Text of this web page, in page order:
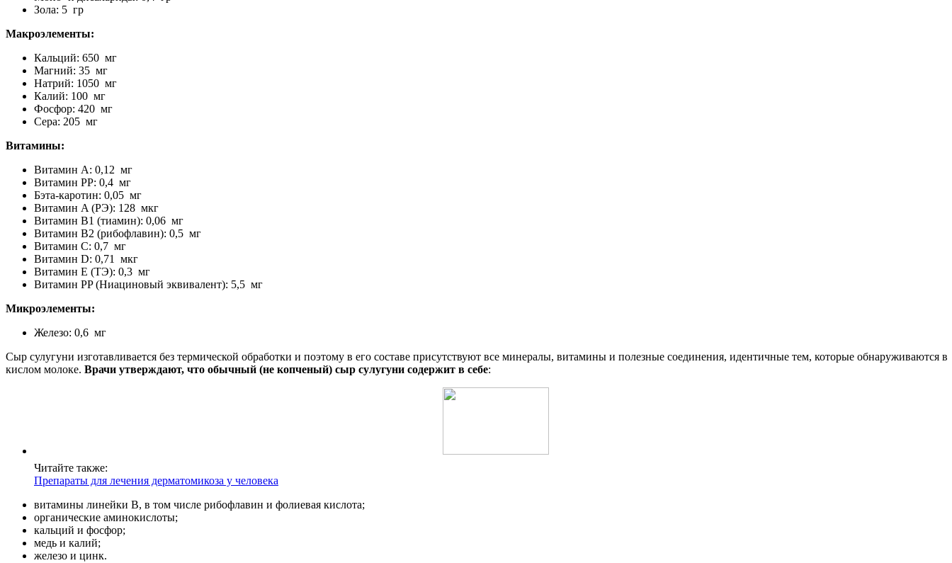
Зола: 5 гр
Макроэлементы:
Кальций: 650 мг
Магний: 35 мг
Натрий: 1050 мг
Калий: 100 мг
Фосфор: 420 мг
Сера: 205 мг
Витамины:
Витамин A: 0,12 мг
Витамин PP: 0,4 мг
Бэта-каротин: 0,05 мг
Витамин A (РЭ): 128 мкг
Витамин B1 (тиамин): 0,06 мг
Витамин B2 (рибофлавин): 0,5 мг
Витамин C: 0,7 мг
Витамин D: 0,71 мкг
Витамин E (ТЭ): 0,3 мг
Витамин PP (Ниациновый эквивалент): 5,5 мг
Микроэлементы:
Железо: 0,6 мг
Сыр сулугуни изготавливается без термической обработки и поэтому в его составе присутствуют все минералы, витамины и полезные соединения, идентичные тем, которые обнаруживаются в
кислом молоке. Врачи утверждают, что обычный (не копченый) сыр сулугуни содержит в себе:
Читайте также:
Препараты для лечения дерматомикоза у человека
витамины линейки В, в том числе рибофлавин и фолиевая кислота;
органические аминокислоты;
кальций и фосфор;
медь и калий;
железо и цинк.